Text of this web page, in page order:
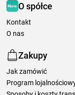
O spółce
Kontakt
O nas
Zakupy
Jak zamówić
Program